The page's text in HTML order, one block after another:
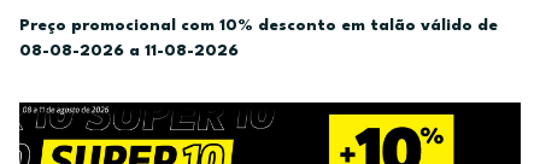
Preço promocional com 10% desconto em talão válido de
08-08-2026 a 11-08-2026